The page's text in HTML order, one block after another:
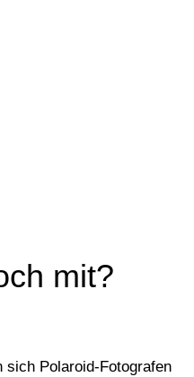
mit?
sich Polaroid-Fotografen